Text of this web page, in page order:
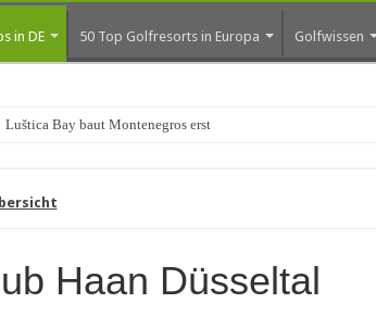
in DE 50 Top Golfresorts in Europa Golfwissen
Luštica Bay baut Montenegros erste Golf-Community weiter aus
Haan Düsseltal